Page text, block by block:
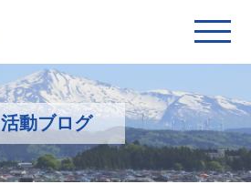
活動ブログ